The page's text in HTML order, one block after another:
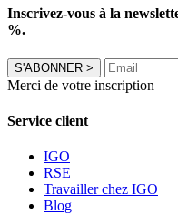
Inscrivez-vous à la
%.
S'ABONNER >
Merci de votre inscription
Service client
IGO
RSE
Travailler chez IGO
Blog